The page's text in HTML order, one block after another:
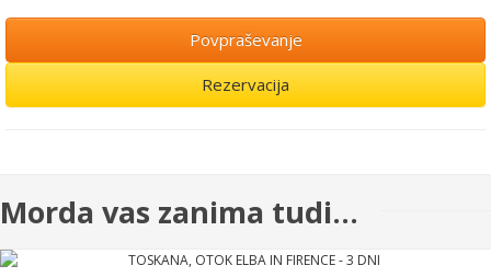
Povpraševanje
Rezervacija
Morda vas zanima tudi...